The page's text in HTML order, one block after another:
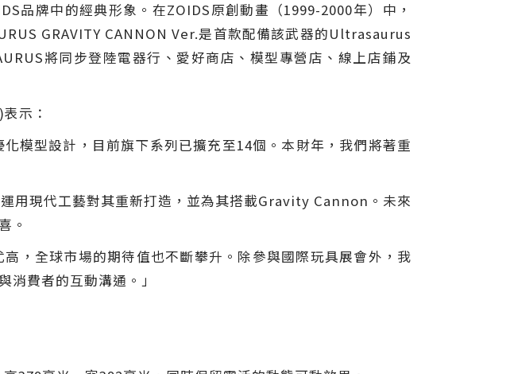
品牌中的經典形象。在ZOIDS原創動畫（1999-2000年）中，
GRAVITY CANNON Ver.是首款配備該武器的Ultrasaurus
將同步登陸電器行、愛好商店、模型專營店、線上店鋪及
示：
模型設計，目前旗下系列已擴充至14個。本財年，我們將著重
用現代工藝對其重新打造，並為其搭載Gravity Cannon。未來
。
，全球市場的期待值也不斷攀升。除參與國際玩具展會外，我
費者的互動溝通。」